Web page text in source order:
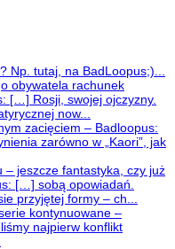
Np. tutaj, na BadLoopus;)...
obywatela rachunek
[…] Rosji, swojej ojczyzny.
now...
zacięciem – Badloopus:
zarówno w „Kaori”, jak
– jeszcze fantastyka, czy już
[…] sobą opowiadań.
przyjętej formy – ch...
kontynuowane –
najpierw konflikt